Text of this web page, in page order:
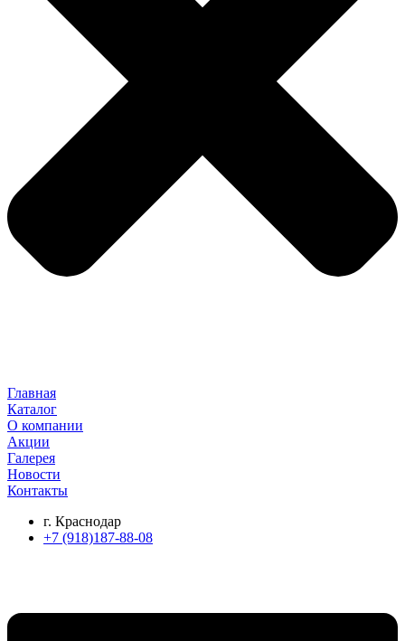
Главная
Каталог
О компании
Акции
Галерея
Новости
Контакты
г. Краснодар
+7 (918)187-88-08